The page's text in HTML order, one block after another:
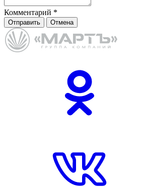
Комментарий *
Отправить Отмена